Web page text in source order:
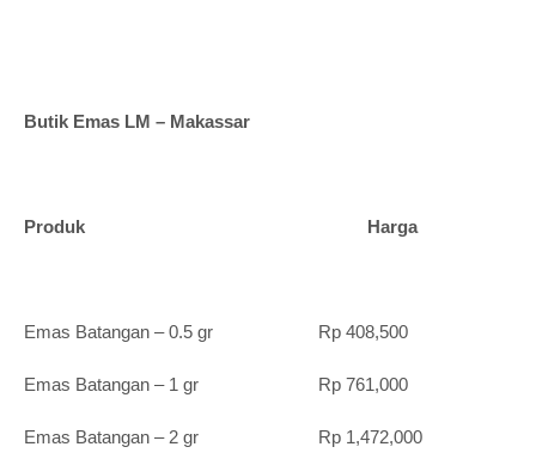
Butik Emas LM – Makassar
Produk Harga
Emas Batangan – 0.5 gr Rp 408,500
Emas Batangan – 1 gr Rp 761,000
Emas Batangan – 2 gr Rp 1,472,000